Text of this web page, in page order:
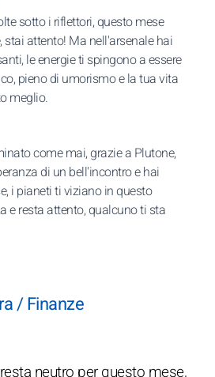
sotto i riflettori, questo mese
stai attento! Ma nell'arsenale hai
le energie ti spingono a essere
pieno di umorismo e la tua vita
meglio.
come mai, grazie a Plutone,
di un bell'incontro e hai
i pianeti ti viziano in questo
e resta attento, qualcuno ti sta
/ Finanze
neutro per questo mese,